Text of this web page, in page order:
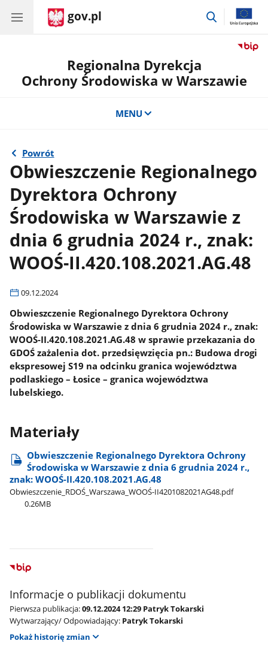
gov.pl
przejdź
Regionalna Dyrekcja
Ochrony Środowiska w Warszawie
MENU
Powrót
Obwieszczenie Regionalnego
Dyrektora Ochrony
Środowiska w Warszawie z
dnia 6 grudnia 2024 r., znak:
WOOŚ-II.420.108.2021.AG.48
09.12.2024
Obwieszczenie Regionalnego Dyrektora Ochrony
Środowiska w Warszawie z dnia 6 grudnia 2024 r., znak:
WOOŚ-II.420.108.2021.AG.48 w sprawie przekazania do
GDOŚ zażalenia dot. przedsięwzięcia pn.: Budowa drogi
ekspresowej S19 na odcinku granica województwa
podlaskiego – Łosice – granica województwa
lubelskiego.
Materiały
Obwieszczenie Regionalnego Dyrektora Ochrony
Środowiska w Warszawie z dnia 6 grudnia 2024 r.,
znak: WOOŚ-II.420.108.2021.AG.48
Obwieszczenie​_RDOŚ​_Warszawa​_WOOŚ-II4201082021AG48.pdf
0.26MB
Informacje o publikacji dokumentu
Pierwsza publikacja:09.12.2024 12:29 Patryk Tokarski
Wytwarzający/ Odpowiadający: Patryk Tokarski
Pokaż historię zmian